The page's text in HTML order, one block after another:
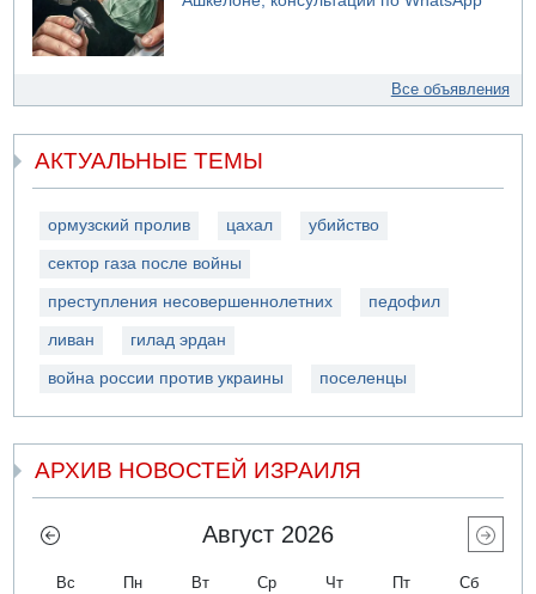
Все объявления
АКТУАЛЬНЫЕ ТЕМЫ
ормузский пролив цахал убийство
сектор газа после войны
преступления несовершеннолетних педофил
ливан гилад эрдан
война россии против украины поселенцы
АРХИВ НОВОСТЕЙ ИЗРАИЛЯ
Август 2026
Вс Пн Вт Ср Чт Пт Сб